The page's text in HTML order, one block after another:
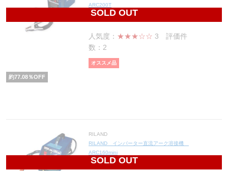
SOLD OUT
ARC200T
29,800
人気度： ★★★☆☆ 3 評価件
数：2
オススメ品
約77.08％OFF
SOLD OUT
RILAND
RILAND インバーター直流アーク溶接機
ARC160mini
41,700